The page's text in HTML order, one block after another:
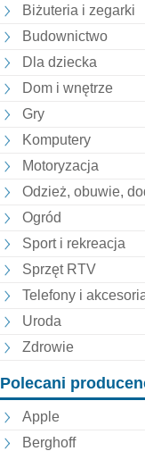
Biżuteria i zegarki
Budownictwo
Dla dziecka
Dom i wnętrze
Gry
Komputery
Motoryzacja
Odzież, obuwie,
Ogród
Sport i rekreacja
Sprzęt RTV
Telefony i
Uroda
Zdrowie
Polecani
Apple
Berghoff